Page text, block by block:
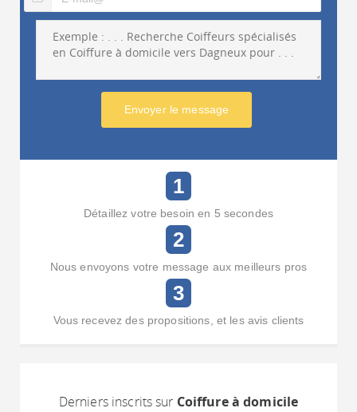
Envoyer le message
1
Détaillez votre besoin en 5 secondes
2
Nous envoyons votre message aux meilleurs pros
3
Vous recevez des propositions, et les avis clients
Derniers inscrits sur Coiffure à domicile